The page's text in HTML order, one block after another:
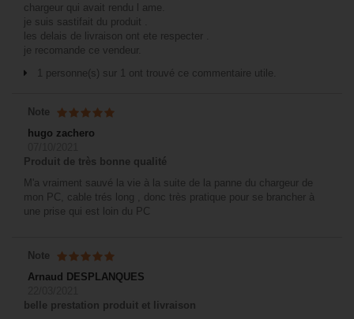
chargeur qui avait rendu l ame.
je suis sastifait du produit .
les delais de livraison ont ete respecter .
je recomande ce vendeur.
1 personne(s) sur 1 ont trouvé ce commentaire utile.
Note
hugo zachero
Produit de très bonne qualité
M'a vraiment sauvé la vie à la suite de la panne du chargeur de
mon PC, cable trés long , donc très pratique pour se brancher à
une prise qui est loin du PC
Note
Arnaud DESPLANQUES
belle prestation produit et livraison